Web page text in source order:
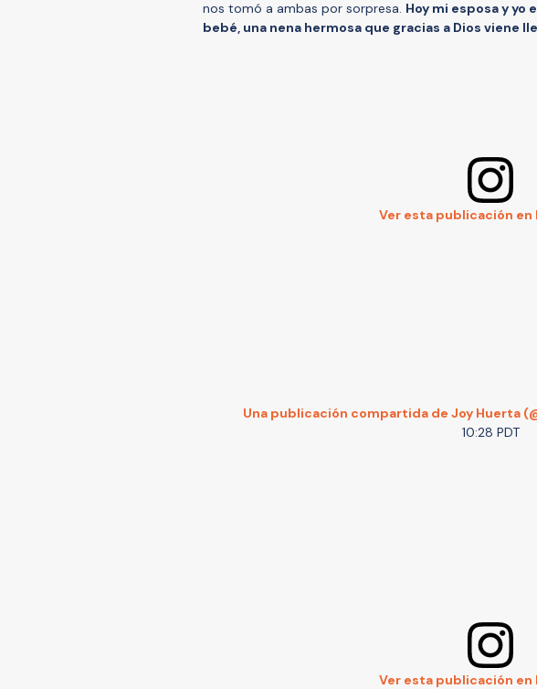
nos tomó a ambas por sorpresa. Hoy mi esposa y
bebé, una nena hermosa que gracias a Dios viene
Ver esta publicación en
Una publicación compartida de Joy Huerta
10:28 PDT
Ver esta publicación en